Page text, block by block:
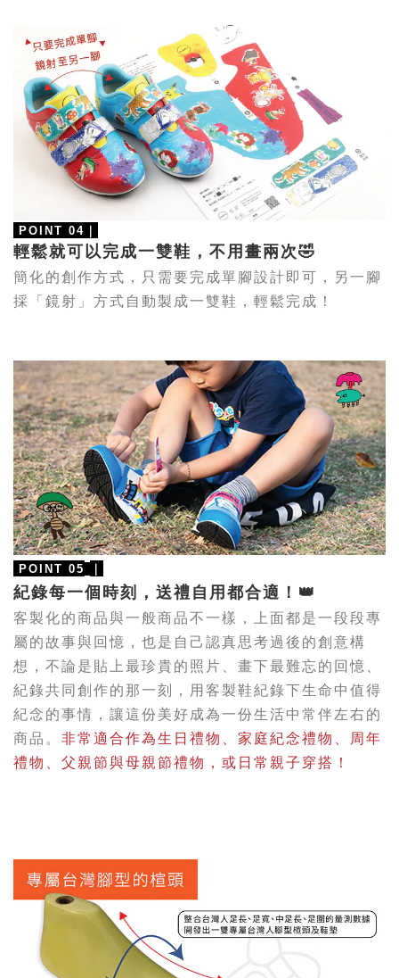
POINT 04 ｜
輕鬆就可以完成一雙鞋，不用畫兩次🤣
簡化的創作方式，只需要完成單腳設計即可，另一腳
採「鏡射」方式自動製成一雙鞋， 輕鬆 完成！
POINT 05 ｜
紀錄每一個時刻，送禮自用都合適！👑
客製化的商品與一般商品不一樣，上面都是一段段專
屬的故事與回憶，也是自己認真思考過後的創意構
想，不論是貼上最珍貴的照片、畫下最難忘的回憶、
紀錄共同創作的那一刻， 用客製鞋紀錄下生命中值得
紀念的事情，讓這份美好成為一份生活中常伴左右的
商品。 非常適合作為生日禮物、家庭紀念禮物、周年
禮物 、父親節與母親節禮物，或日常親子穿搭！